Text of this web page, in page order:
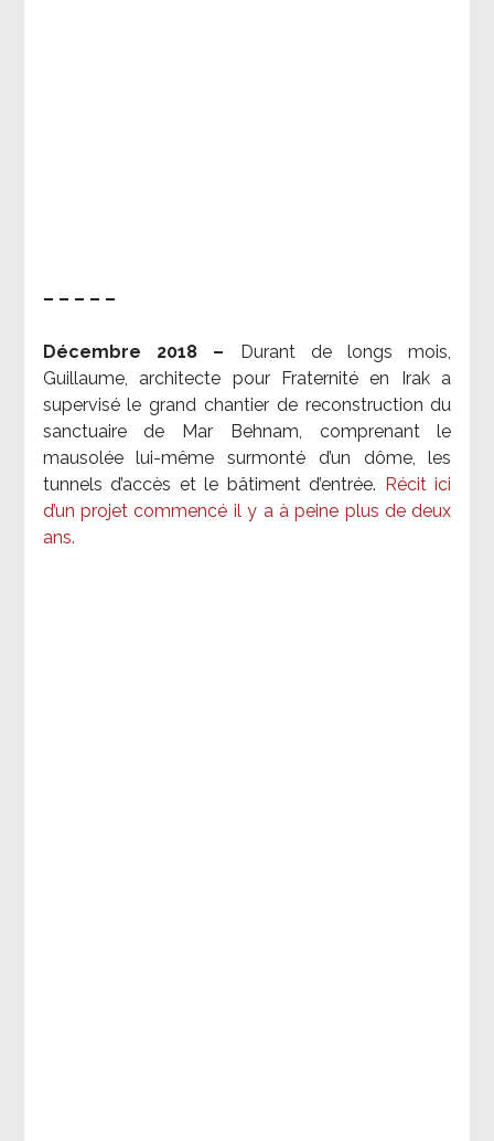
– – – – –
Décembre 2018 –
Durant de longs mois,
Guillaume, architecte pour Fraternité en Irak a
supervisé le grand chantier de reconstruction du
sanctuaire de Mar Behnam, comprenant le
mausolée lui-même surmonté d’un dôme, les
tunnels d’accès et le bâtiment d’entrée.
Récit ici
d’un projet commencé il y a à peine plus de deux
ans.